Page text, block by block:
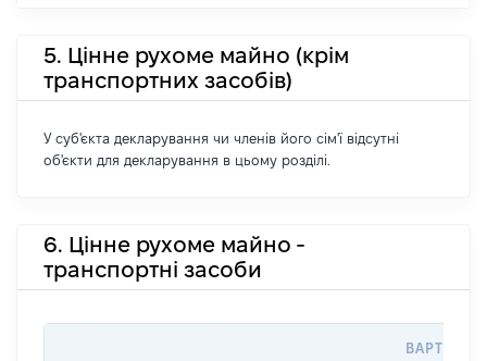
5. Цінне рухоме майно (крім
транспортних засобів)
У суб'єкта декларування чи членів його сім'ї відсутні
об'єкти для декларування в цьому розділі.
6. Цінне рухоме майно -
транспортні засоби
ВАРТІСТЬ